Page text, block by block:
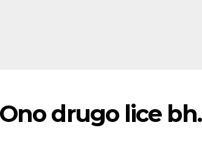
drugo lice bh.